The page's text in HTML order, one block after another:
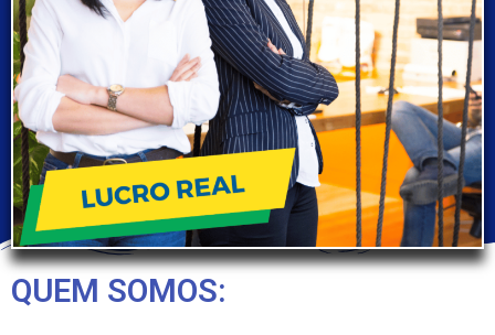
QUEM SOMOS: